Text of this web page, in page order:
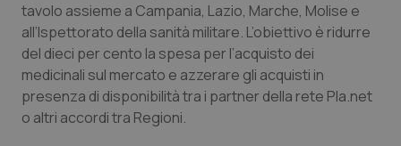
Lazio
Liguria
Lombardia
Diabete & glucometri
Disturbi dell’umore
Dolore
tavolo assieme a Campania, Lazio, Marche, Molise e
all’Ispettorato della sanità militare. L’obiettivo è ridurre
del dieci per cento la spesa per l’acquisto dei
medicinali sul mercato e azzerare gli acquisti in
presenza di disponibilità tra i partner della rete Pla.net
o altri accordi tra Regioni.